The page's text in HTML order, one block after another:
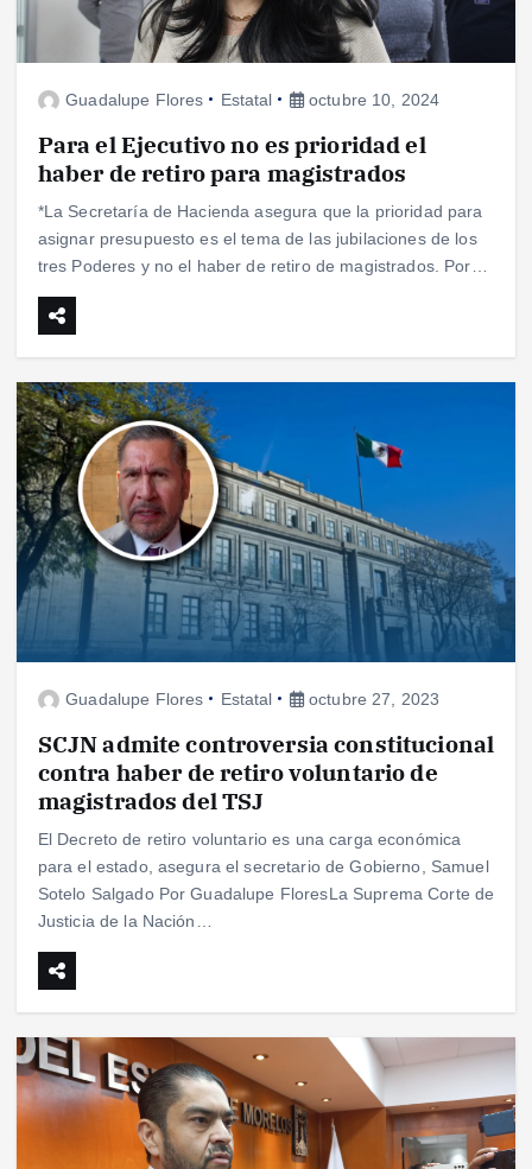
Guadalupe Flores Estatal octubre 10, 2024
Para el Ejecutivo no es prioridad el
haber de retiro para magistrados
*La Secretaría de Hacienda asegura que la prioridad para
asignar presupuesto es el tema de las jubilaciones de los
tres Poderes y no el haber de retiro de magistrados. Por…
Guadalupe Flores Estatal octubre 27, 2023
SCJN admite controversia constitucional
contra haber de retiro voluntario de
magistrados del TSJ
El Decreto de retiro voluntario es una carga económica
para el estado, asegura el secretario de Gobierno, Samuel
Sotelo Salgado Por Guadalupe FloresLa Suprema Corte de
Justicia de la Nación…